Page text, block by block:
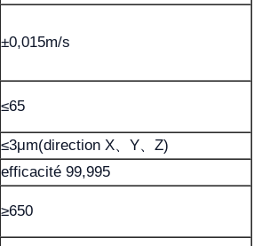
±0,015m/s
≤65
≤3μm(direction X、Y、Z)
efficacité 99,995
≥650